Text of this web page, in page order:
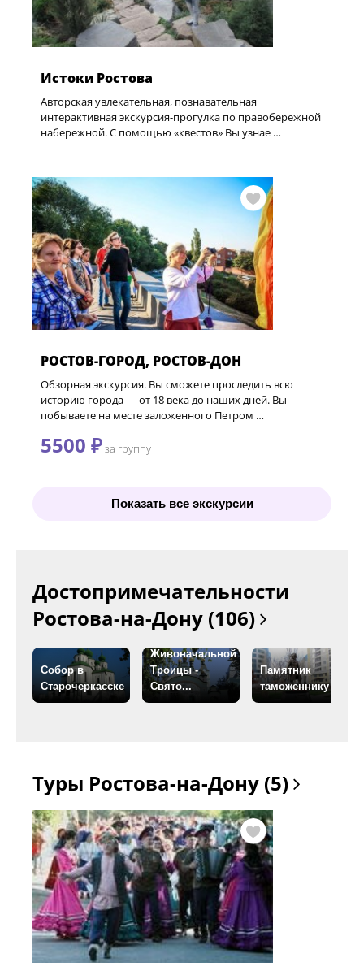
Истоки Ростова
Авторская увлекательная, познавательная
интерактивная экскурсия-прогулка по правобережной
набережной. С помощью «квестов» Вы узнае …
РОСТОВ-ГОРОД, РОСТОВ-ДОН
Обзорная экскурсия. Вы сможете проследить всю
историю города — от 18 века до наших дней. Вы
побываете на месте заложенного Петром …
5500 ₽за группу
Показать все экскурсии
Достопримечательности
Ростова-на-Дону (106)
Собор в
Старочеркасске
Живоначальной
Троицы -
Свято...
Памятник
таможеннику
Туры Ростова-на-Дону (5)